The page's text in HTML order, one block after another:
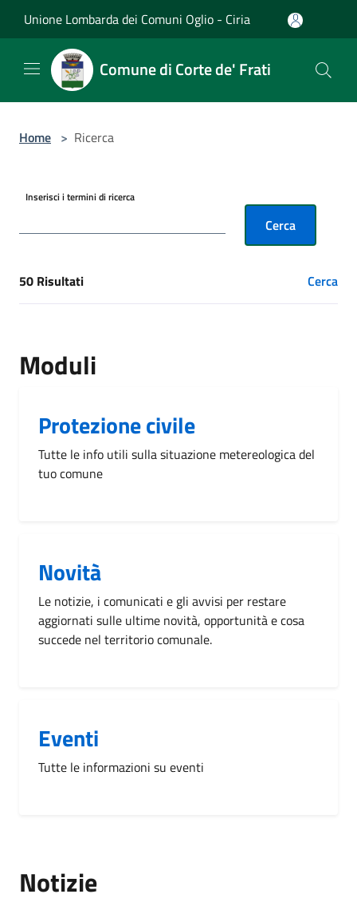
Unione Lombarda dei Comuni Oglio - Ciria
Comune di Corte de' Frati
Home > Ricerca
Inserisci i termini di ricerca
Cerca
[results] Risultati
50 Risultati Cerca
Moduli
Protezione civile
Tutte le info utili sulla situazione metereologica del
tuo comune
Novità
Le notizie, i comunicati e gli avvisi per restare
aggiornati sulle ultime novità, opportunità e cosa
succede nel territorio comunale.
Eventi
Tutte le informazioni su eventi
Notizie